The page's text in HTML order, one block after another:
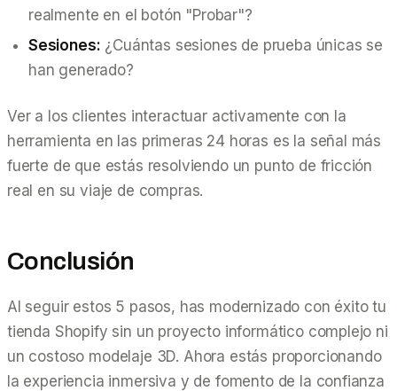
realmente en el botón "Probar"?
Sesiones: ¿Cuántas sesiones de prueba únicas se
han generado?
Ver a los clientes interactuar activamente con la
herramienta en las primeras 24 horas es la señal más
fuerte de que estás resolviendo un punto de fricción
real en su viaje de compras.
Conclusión
Al seguir estos 5 pasos, has modernizado con éxito tu
tienda Shopify sin un proyecto informático complejo ni
un costoso modelaje 3D. Ahora estás proporcionando
la experiencia inmersiva y de fomento de la confianza